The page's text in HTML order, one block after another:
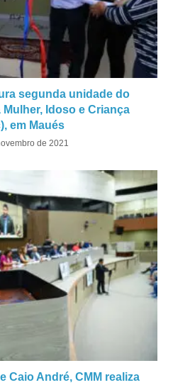
segunda unidade do
Idoso e Criança
em Maués
de 2021
Caio André, CMM realiza